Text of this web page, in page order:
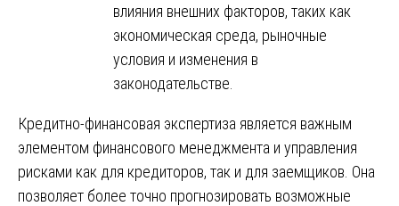
влияния внешних факторов, таких как
экономическая среда, рыночные
условия и изменения в
законодательстве.
Кредитно-финансовая экспертиза является важным
элементом финансового менеджмента и управления
рисками как для кредиторов, так и для заемщиков. Она
позволяет более точно прогнозировать возможные